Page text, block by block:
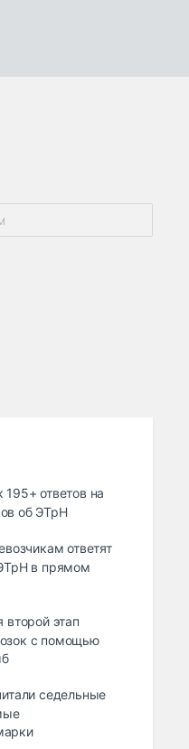
ответов на
об ЭТрН
ответят
в прямом
второй этап
с помощью
седельные